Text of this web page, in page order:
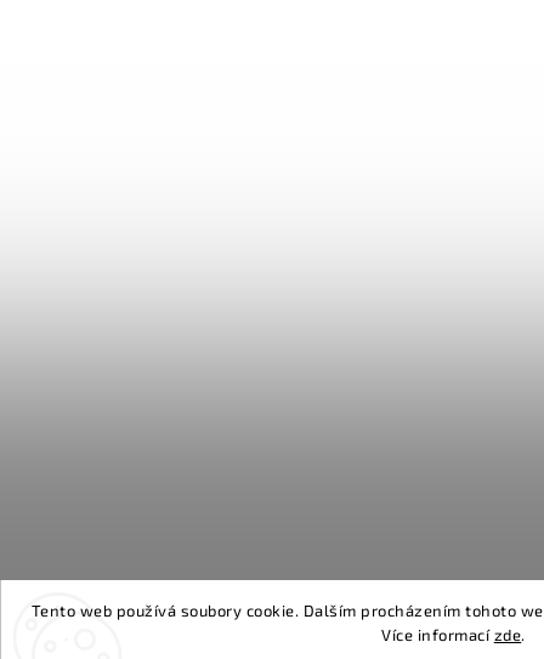
Tento web používá soubory cookie. Dalším procházením tohoto
Více informacízde.